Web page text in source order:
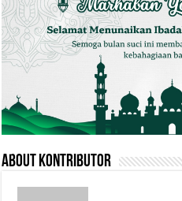
About Kontributor